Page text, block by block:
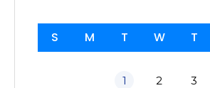
S M T W T
1 2 3